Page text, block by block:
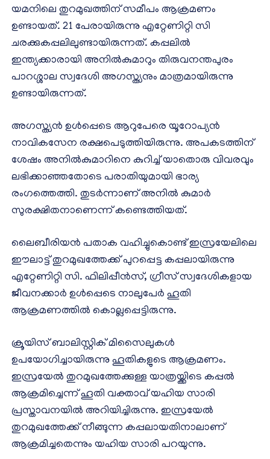
യമനിലെ തുറമുഖത്തിന് സമീപം ആക്രമണം
ഉണ്ടായത്. 21 പേരായിരുന്നു എറ്റേണിറ്റി സി
ചരക്കുകപ്പലിലുണ്ടായിരുന്നത്. കപ്പലിൽ
ഇന്ത്യക്കാരായി അനിൽകുമാറും തിരുവനന്തപുരം
പാറശ്ശാല സ്വദേശി അഗസ്ത്യനും മാത്രമായിരുന്നു
ഉണ്ടായിരുന്നത്.
അഗസ്ത്യൻ ഉൾപ്പെടെ ആറുപേരെ യൂറോപ്യന്‍
നാവികസേന രക്ഷപെടുത്തിയിരുന്നു. അപകടത്തിന്
ശേഷം അനിൽകുമാറിനെ കുറിച്ച് യാതൊരു വിവരവും
ലഭിക്കാഞ്ഞതോടെ പരാതിയുമായി ഭാര്യ
രംഗത്തെത്തി. തുടർന്നാണ് അനിൽ കുമാർ
സുരക്ഷിതനാണെന്ന് കണ്ടെത്തിയത്.
ലൈബീരിയന്‍ പതാക വഹിച്ചുകൊണ്ട് ഇസ്രയേലിലെ
ഈലാട്ട് തുറമുഖത്തേക്ക് പുറപ്പെട്ട കപ്പലായിരുന്നു
എറ്റേണിറ്റി സി. ഫിലിപ്പീന്‍സ്, ഗ്രീസ് സ്വദേശികളായ
ജീവനക്കാര്‍ ഉള്‍പ്പെടെ നാലുപേര്‍ ഹൂതി
ആക്രമണത്തിൽ കൊല്ലപ്പെട്ടിരുന്നു.
ക്രൂയിസ് ബാലിസ്റ്റിക് മിസൈലുകൾ
ഉപയോഗിച്ചായിരുന്നു ഹൂതികളുടെ ആക്രമണം.
ഇസ്രയേല്‍ തുറമുഖത്തേക്കുള്ള യാത്രയ്ക്കിടെ കപ്പല്‍
ആക്രമിച്ചെന്ന് ഹൂതി വക്താവ് യഹിയ സാരി
പ്രസ്താവനയില്‍ അറിയിച്ചിരുന്നു. ഇസ്രയേല്‍
തുറമുഖത്തേക്ക് നീങ്ങുന്ന കപ്പലായതിനാലാണ്
ആക്രമിച്ചതെന്നും യഹിയ സാരി പറയുന്നു.